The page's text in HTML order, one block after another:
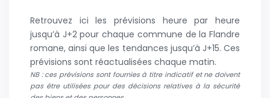
Retrouvez ici les prévisions heure par heure
jusqu’à J+2 pour chaque commune de la Flandre
romane, ainsi que les tendances jusqu’à J+15. Ces
prévisions sont réactualisées chaque matin.
NB : ces prévisions sont fournies à titre indicatif et ne doivent
pas être utilisées pour des décisions relatives à la sécurité